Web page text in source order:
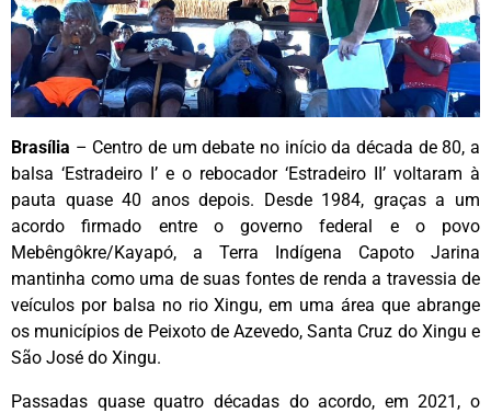
Brasília – Centro de um debate no início da década de 80, a
balsa ‘Estradeiro I’ e o rebocador ‘Estradeiro II’ voltaram à
pauta quase 40 anos depois. Desde 1984, graças a um
acordo firmado entre o governo federal e o povo
Mebêngôkre/Kayapó, a Terra Indígena Capoto Jarina
mantinha como uma de suas fontes de renda a travessia de
veículos por balsa no rio Xingu, em uma área que abrange
os municípios de Peixoto de Azevedo, Santa Cruz do Xingu e
São José do Xingu.
Passadas quase quatro décadas do acordo, em 2021, o